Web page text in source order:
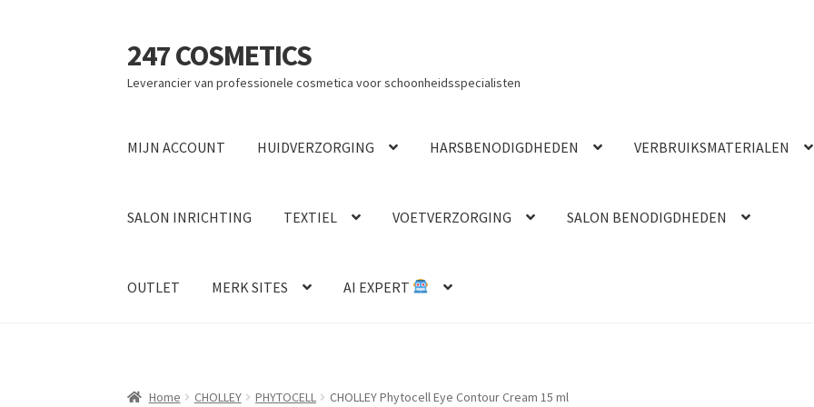
Ga
door
naar
Ga
naar
de
247 COSMETICS
Leverancier van professionele cosmetica voor schoonheidsspecialisten
MIJN ACCOUNT HUIDVERZORGING HARSBENODIGDHEDEN VERBRUIKSMATERIALEN
SALON INRICHTING TEXTIEL VOETVERZORGING SALON BENODIGDHEDEN
OUTLET MERK SITES AI EXPERT
Home CHOLLEY PHYTOCELL CHOLLEY Phytocell Eye Contour Cream 15 ml